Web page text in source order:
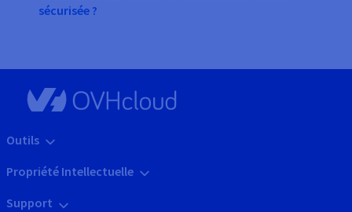
sécurisée ?
Outils
Propriété Intellectuelle
Support